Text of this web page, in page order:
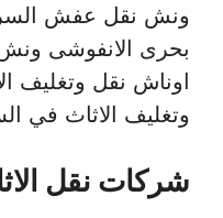
ونش نقل عفش
بحرى الانفوشى ونش
اوناش نقل وتغليف
وتغليف الاثاث في
شركات نقل